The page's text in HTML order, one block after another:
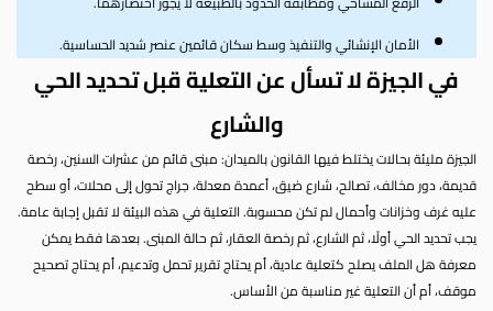
الأمان الإنشائي والتنفيذ وسط سكان قائمين عنصر شديد الحساسية.
في الجيزة لا تسأل عن التعلية قبل تحديد الحي
والشارع
الجيزة مليئة بحالات يختلط فيها القانون بالميدان: مبنى قائم من عشرات السنين، رخصة
قديمة، دور مخالف، تصالح، شارع ضيق، أعمدة معدلة، جراج تحول إلى محلات، أو سطح
عليه غرف وخزانات وأحمال لم تكن محسوبة. التعلية في هذه البيئة لا تقبل إجابة عامة.
يجب تحديد الحي أولًا، ثم الشارع، ثم رخصة العقار، ثم حالة المبنى. بعدها فقط يمكن
معرفة هل الملف يصلح كتعلية عادية، أم يحتاج تقرير تحمل وتدعيم، أم يحتاج تصحيح
موقف، أم أن التعلية غير مناسبة من الأساس.